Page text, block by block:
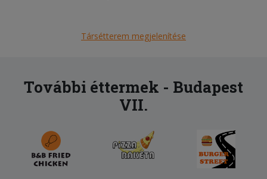
Társétterem megjelenítése
További éttermek - Budapest
VII.